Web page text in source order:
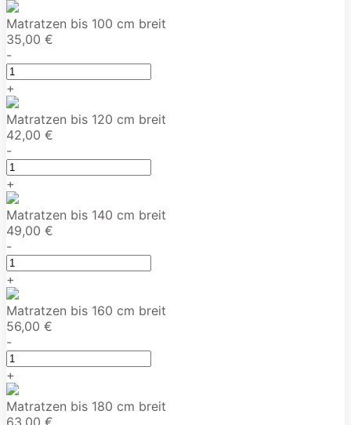
Matratzen bis 100 cm breit
35,00 €
-
+
Matratzen bis 120 cm breit
42,00 €
-
+
Matratzen bis 140 cm breit
49,00 €
-
+
Matratzen bis 160 cm breit
56,00 €
-
+
Matratzen bis 180 cm breit